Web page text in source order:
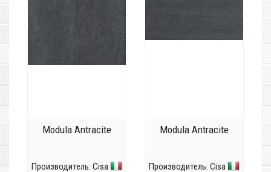
Modula Antracite
Производитель: Cisa
Modula Antracite
Производитель: Cisa